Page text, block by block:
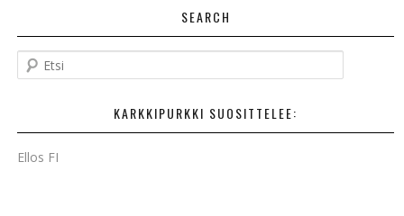
SEARCH
t
KARKKIPURKKI SUOSITTELEE:
Ellos FI